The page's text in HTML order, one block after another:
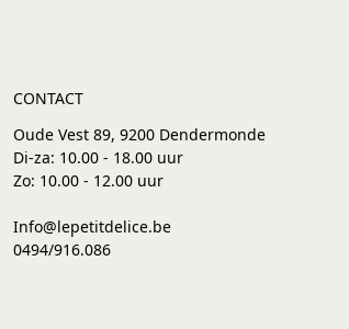
CONTACT
Oude Vest 89, 9200 Dendermonde
Di-za: 10.00 - 18.00 uur
Zo: 10.00 - 12.00 uur
Info@lepetitdelice.be
0494/916.086